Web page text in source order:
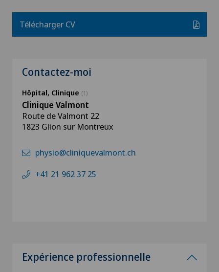
Télécharger CV
Contactez-moi
Hôpital, Clinique (1)
Clinique Valmont
Route de Valmont 22
1823 Glion sur Montreux
physio@cliniquevalmont.ch
+41 21 962 37 25
Expérience professionnelle